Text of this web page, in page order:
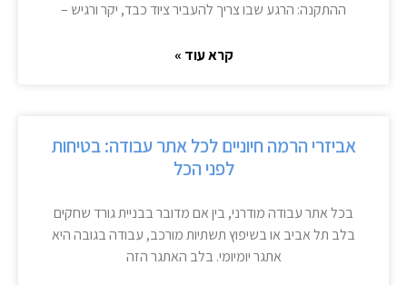
ההתקנה: הרגע שבו צריך להעביר ציוד כבד, יקר ורגיש –
קרא עוד »
אביזרי הרמה חיוניים לכל אתר עבודה: בטיחות
לפני הכל
בכל אתר עבודה מודרני, בין אם מדובר בבניית גורד שחקים
בלב תל אביב או בשיפוץ תשתיות מורכב, עבודה בגובה היא
אתגר יומיומי. בלב האתגר הזה